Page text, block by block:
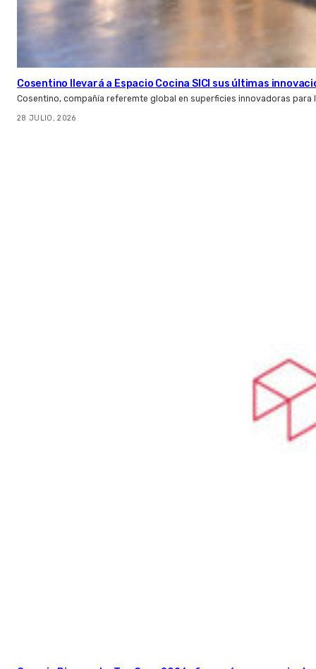
Cosentino llevará a Espacio Cocina SICI sus últimas
Cosentino, compañía referemte global en superficies innovadoras
28 JULIO, 2026